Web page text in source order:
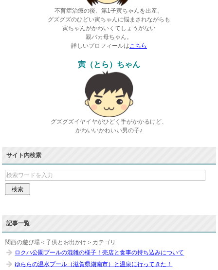
不育症治療の後、第1子寅ちゃんを出産。
グズグズのひどい寅ちゃんに悩まされながらも
寅ちゃんがかわいくてしょうがない
親バカ母ちゃん。
詳しいプロフィールは こちら
寅（とら）ちゃん
グズグズイヤイヤがひどく手がかかるけど、
かわいいかわいい男の子♪
サイト内検索
記事一覧
関西の遊び場＜子供とお出かけ＞カテゴリ
ロクハ公園プールの混雑の様子！売店と食事の持ち込みについて
ゆららの温水プール（滋賀県湖南市）と温泉に行ってきた！